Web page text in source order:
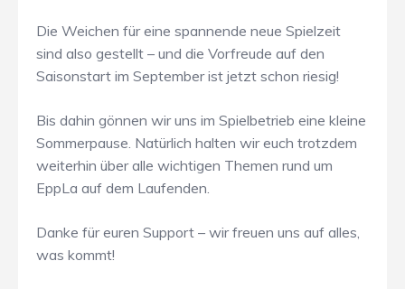
Die Weichen für eine spannende neue Spielzeit
sind also gestellt – und die Vorfreude auf den
Saisonstart im September ist jetzt schon riesig!
Bis dahin gönnen wir uns im Spielbetrieb eine kleine
Sommerpause. Natürlich halten wir euch trotzdem
weiterhin über alle wichtigen Themen rund um
EppLa auf dem Laufenden.
Danke für euren Support – wir freuen uns auf alles,
was kommt!